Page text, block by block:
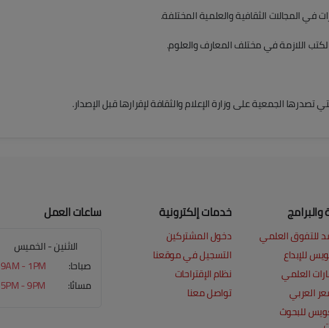
في المجالات الثقافية والعلمية المختلفة.
اللازمة في مختلف المعارف والعلوم.
تصدرها الجمعية على وزارة الإعلام والثقافة لإقرارها قبل الإصدار.
للتفوق العلمي
للإبداع
العلمي
العربي
للبحوث
خدمات إلكترونية
دخول المشتركين
التسجيل في موقعنا
نظام الإقتراحات
تواصل معنا
ساعات العمل
الاثنين - الخميس
صباحا:
9AM - 1PM
مسائا:
5PM - 9PM